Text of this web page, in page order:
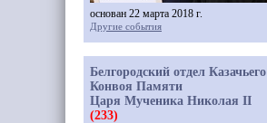
основан 22 марта 2018 г.
Другие события
Белгородский отдел Казачьего
Конвоя Памяти
Царя Мученика Николая II
(233)